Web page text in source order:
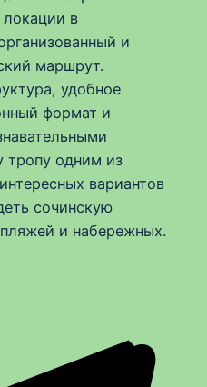
в
и
маршрут.
удобное
формат и
тропу одним из
вариантов
сочинскую
и набережных.